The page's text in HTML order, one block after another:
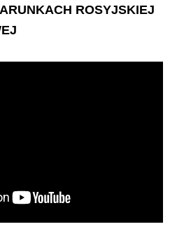
ROSYJSKIEJ